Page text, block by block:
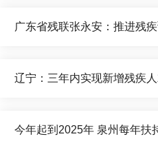
广东省残联张永安：推进残
辽宁：三年内实现新增残疾
今年起到2025年 泉州每年扶